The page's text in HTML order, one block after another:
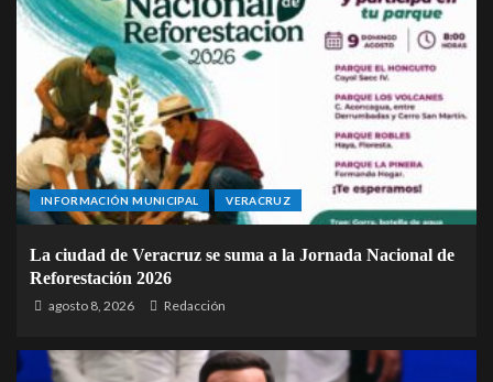
INFORMACIÓN MUNICIPAL VERACRUZ
La ciudad de Veracruz se suma a la Jornada Nacional de
Reforestación 2026
agosto 8, 2026 Redacción